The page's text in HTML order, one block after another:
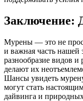
Заключение:
Мурены — это не
и важная часть
разнообразие видов
делают их
Шансы увидеть
могут стать
дайвинга и